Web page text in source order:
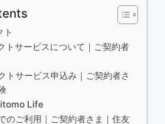
ト
トサービスについて｜ご契約者
トサービス申込み｜ご契約者さ
Life
のご利用｜ご契約者さま｜住友